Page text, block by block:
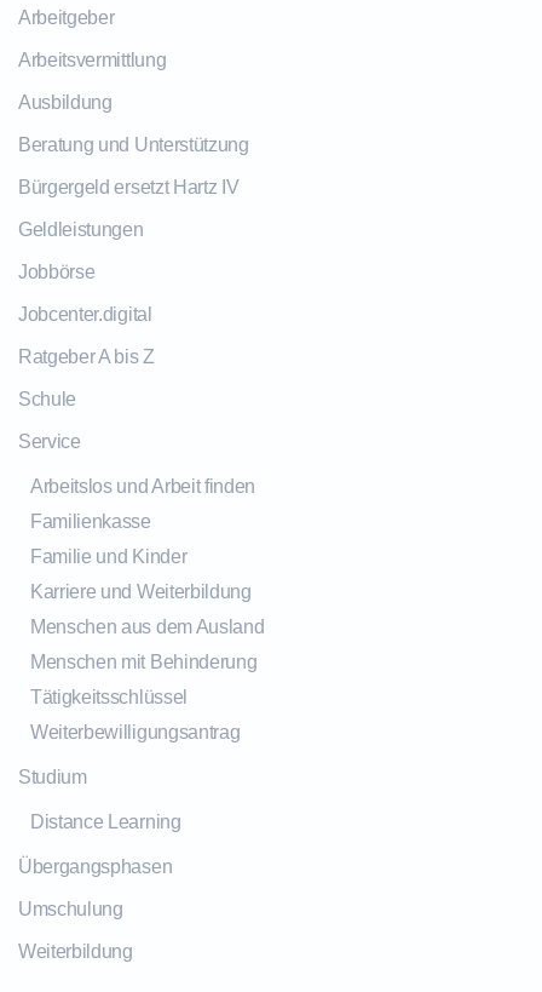
Arbeitgeber
Arbeitsvermittlung
Ausbildung
Beratung und Unterstützung
Bürgergeld ersetzt Hartz IV
Geldleistungen
Jobbörse
Jobcenter.digital
Ratgeber A bis Z
Schule
Service
Arbeitslos und Arbeit finden
Familienkasse
Familie und Kinder
Karriere und Weiterbildung
Menschen aus dem Ausland
Menschen mit Behinderung
Tätigkeitsschlüssel
Weiterbewilligungsantrag
Studium
Distance Learning
Übergangsphasen
Umschulung
Weiterbildung